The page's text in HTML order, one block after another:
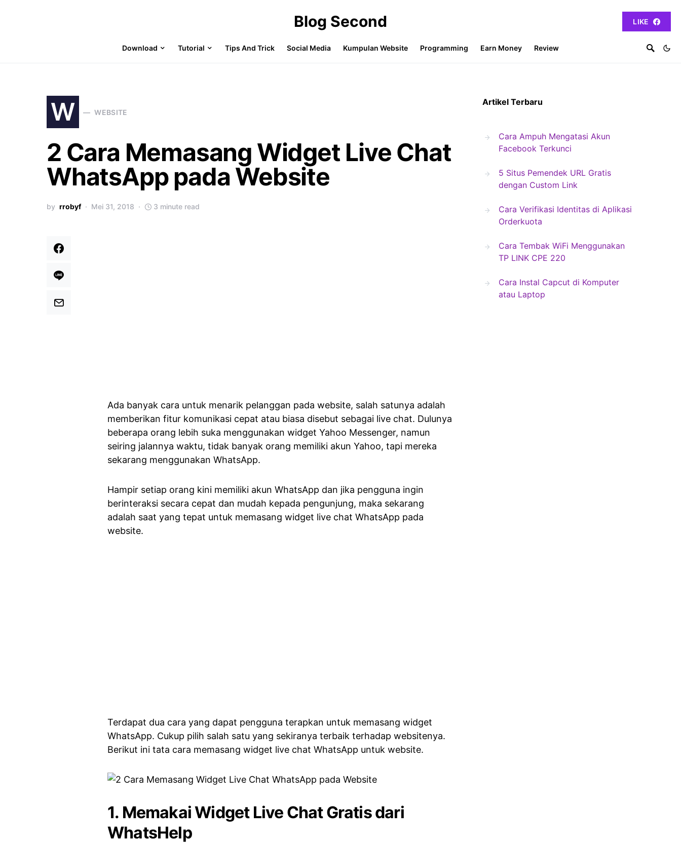
Blog Second LIKE
Download Tutorial Tips And Trick Social Media Kumpulan Website Programming Earn Money Review
W WEBSITE
2 Cara Memasang Widget Live Chat
WhatsApp pada Website
by rrobyf Mei 31, 2018 3 minute read
Ada banyak cara untuk menarik pelanggan pada website, salah satunya adalah
memberikan fitur komunikasi cepat atau biasa disebut sebagai live chat. Dulunya
beberapa orang lebih suka menggunakan widget Yahoo Messenger, namun
seiring jalannya waktu, tidak banyak orang memiliki akun Yahoo, tapi mereka
sekarang menggunakan WhatsApp.
Hampir setiap orang kini memiliki akun WhatsApp dan jika pengguna ingin
berinteraksi secara cepat dan mudah kepada pengunjung, maka sekarang
adalah saat yang tepat untuk memasang widget live chat WhatsApp pada
website.
Terdapat dua cara yang dapat pengguna terapkan untuk memasang widget
WhatsApp. Cukup pilih salah satu yang sekiranya terbaik terhadap websitenya.
Berikut ini tata cara memasang widget live chat WhatsApp untuk website.
1. Memakai Widget Live Chat Gratis dari
WhatsHelp
Artikel Terbaru
Cara Ampuh Mengatasi Akun
Facebook Terkunci
5 Situs Pemendek URL Gratis
dengan Custom Link
Cara Verifikasi Identitas di Aplikasi
Orderkuota
Cara Tembak WiFi Menggunakan
TP LINK CPE 220
Cara Instal Capcut di Komputer
atau Laptop